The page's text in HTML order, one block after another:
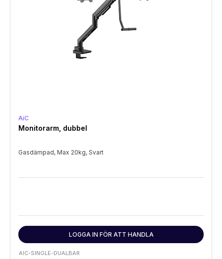
AiC
Monitorarm, dubbel
Gasdämpad, Max 20kg, Svart
LOGGA IN FÖR ATT HANDLA
AIC-SINGLE-DUALBAR